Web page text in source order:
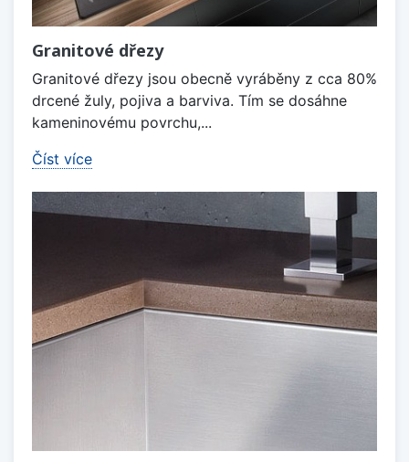
Granitové dřezy
Granitové dřezy jsou obecně vyráběny z cca 80%
drcené žuly, pojiva a barviva. Tím se dosáhne
kameninovému povrchu,...
Číst více